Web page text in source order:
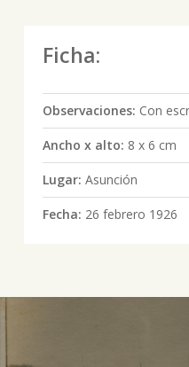
Ficha:
Observaciones: Con
Ancho x alto: 8 x 6 cm
Lugar: Asunción
Fecha: 26 febrero 1926